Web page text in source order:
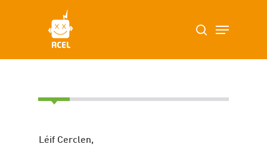
search
Léif Cerclen,